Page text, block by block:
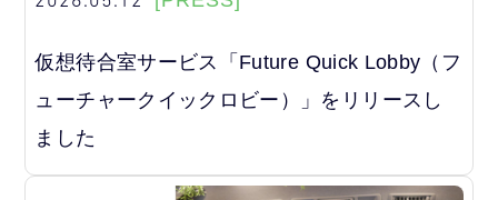
仮想待合室サービス「Future Quick Lobby（フ
ューチャークイックロビー）」をリリースし
ました